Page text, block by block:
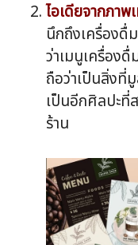
ไอเดียจากภาพ
นึกถึงเครื่องดื่
ว่าเมนูเครื่อง
ถือว่าเป็นสิ่งที่
เป็นอีกศิลปะที่
ร้าน